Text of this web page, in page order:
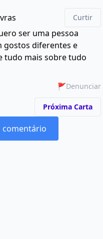
Curtir
ser uma pessoa
gostos diferentes e
tudo mais sobre tudo
🚩Denunciar
Próxima Carta
comentário